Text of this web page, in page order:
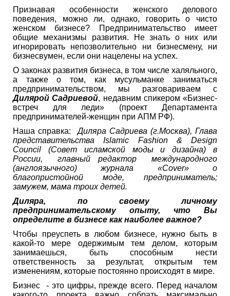
Признавая особенности женского делового
поведения, можно ли, однако, говорить о чисто
женском бизнесе? Предпринимательство имеет
общие механизмы развития. Не знать о них или
игнорировать непозволительно ни бизнесмену, ни
бизнесвумен, если они нацелены на успех.
О законах развития бизнеса, в том числе халяльного,
а также о том, как мусульманке заниматься
предпринимательством, мы разговариваем с
Дилярой Садриевой, недавним спикером «Бизнес-
встреч для леди» (проект Департамента
предпринимателей-женщин при АПМ РФ).
Наша справка:Диляра Садриева (г.Москва), Глава
представительства Islamic Fashion & Design
Council (Совет исламской моды и дизайна) в
России, главный редактор международного
(англоязычного) журнала «Cover» о
благопристойной моде, предприниматель;
замужем, мама троих детей.
Диляра, по своему личному
предпринимательскому опыту, что Вы
определите в бизнесе как наиболее важное?
Чтобы преуспеть в любом бизнесе, нужно быть в
какой-то мере одержимым тем делом, которым
занимаешься, быть способным нести
ответственность за результат, открытым тем
изменениям, которые постоянно происходят в мире.
Бизнес - это цифры, прежде всего. Перед началом